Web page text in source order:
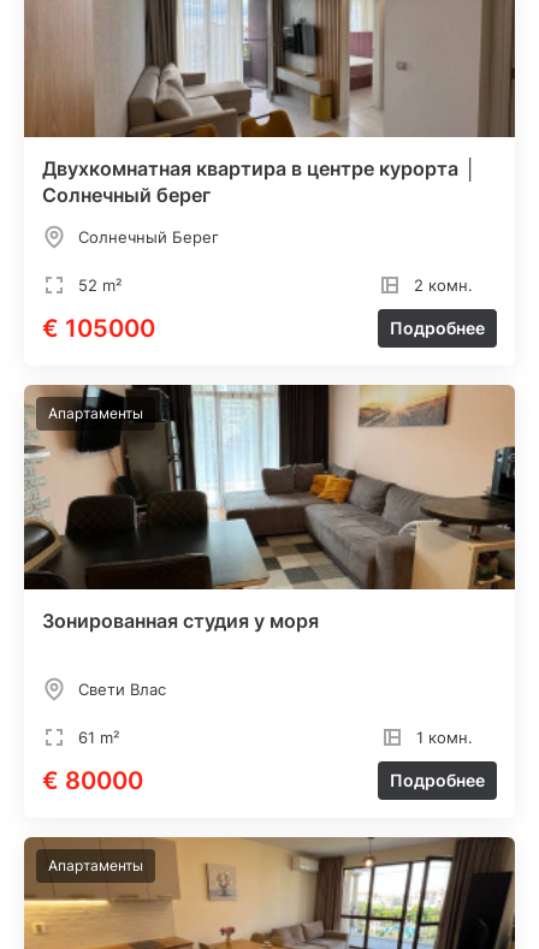
Двухкомнатная квартира в центре курорта │
Солнечный берег
Солнечный Берег
52 m² 2 комн.
€ 105000 Подробнее
Апартаменты
Зонированная студия у моря
Свети Влас
61 m² 1 комн.
€ 80000 Подробнее
Апартаменты